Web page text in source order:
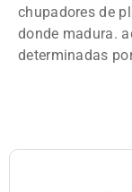
chupadores de
donde madura.
determinadas